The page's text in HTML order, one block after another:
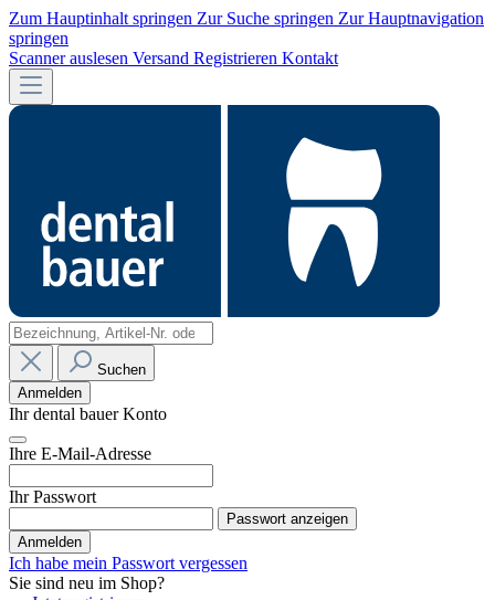
Zum Hauptinhalt springen Zur Suche springen Zur Hauptnavigation
springen
Scanner auslesen Versand Registrieren Kontakt
Suchen
Anmelden
Ihr dental bauer Konto
Ihre E-Mail-Adresse
Ihr Passwort
Passwort anzeigen
Anmelden
Ich habe mein Passwort vergessen
Sie sind neu im Shop?